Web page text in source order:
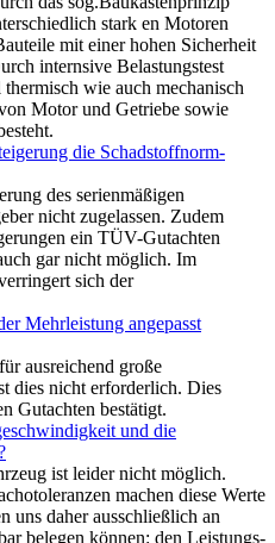
stark en Motoren
mit einer hohen Sicherheit
internsive Belastungstest
wie auch mechanisch
Motor und Getriebe sowie
die Schadstoffnorm-
des serienmäßigen
nicht zugelassen. Zudem
ein TÜV-Gutachten
gar nicht möglich. Im
sich der
Mehrleistung angepasst
ausreichend große
dies nicht erforderlich. Dies
Gutachten bestätigt.
und die
ist leider nicht möglich.
machen diese Werte
uns daher ausschließlich an
belegen können: den Leistungs-